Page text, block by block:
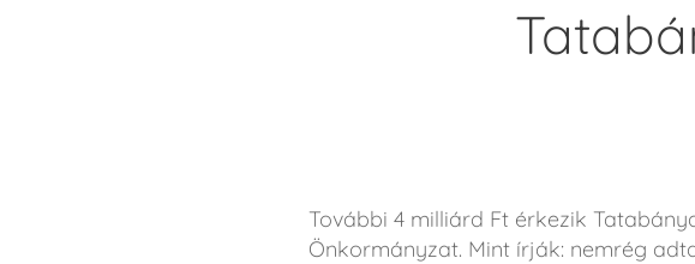
További 4 milliárd Ft érkezik
Önkormányzat. Mint írják: nemrég